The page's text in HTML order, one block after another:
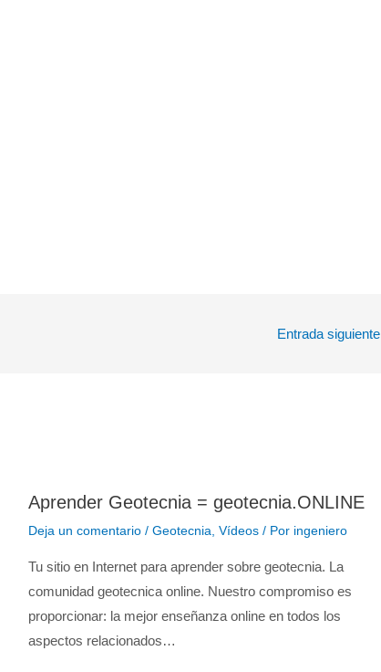
Entrada siguiente
Aprender Geotecnia = geotecnia.ONLINE
Deja un comentario / Geotecnia Vídeos/ Por ingeniero
Tu sitio en Internet para aprender sobre geotecnia. La
comunidad geotecnica online. Nuestro compromiso es
proporcionar: la mejor enseñanza online en todos los
aspectos relacionados…